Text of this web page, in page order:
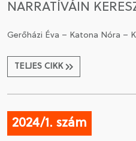
NARRATÍVÁIN
Gerőházi Éva – Katona Nóra –
TELJES CIKK
2024/1. szám